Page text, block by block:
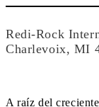
Redi-Rock
Charlevoix, MI
A raíz del